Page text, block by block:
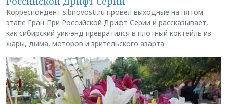
Корреспондент sibnovosti.ru провёл выходные на пятом
этапе Гран-При Российской Дрифт Серии и рассказывает,
как сибирский уик-энд превратился в плотный коктейль из
жары, дыма, моторов и зрительского азарта